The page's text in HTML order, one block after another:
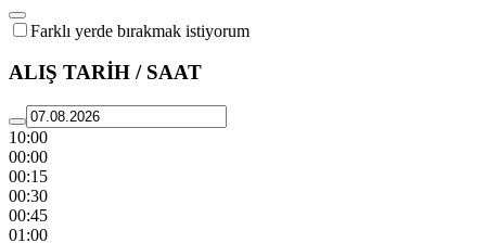
Farklı yerde bırakmak istiyorum
ALIŞ TARİH / SAAT
10:00
00:00
00:15
00:30
00:45
01:00